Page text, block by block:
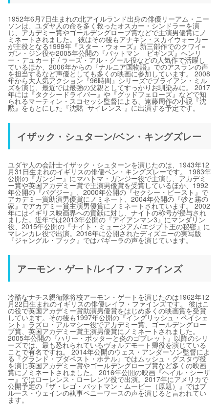
1952年6月7日生まれの北アイルランド出身の俳優リーアム・ニー
ソンは、ユダヤ人の命を多く救ったオスカー・シンドラーを演
じ、アカデミー賞やゴールデングローブ賞などで主演男優賞にノ
ミネートされました。 彼はその後もアナキン・スカイウォーカー
が主役となる1999年『スター・ウォーズ』新三部作でのクワイ=
ガン・ジン役や2005年公開の『バットマン ビギンズ』ヘンリ
ー・デュカード / ラーズ・アル・グール役などの人気作で活躍し
ているほか、2006年からの『ナルニア国物語』でのアスランの声
を担当するなど声優としても多くの映画に参加しています。 2008
年から大人気アクション『96時間』シリーズでブライアン・ミル
ズを演じ、最近では最強の父親としてすっかりお馴染みに。 2017
年には『タクシードライバー』や『グッドフェローズ』などで知
られるマーティン・スコセッシ監督による、遠藤周作の小説『沈
黙』をもとにした『沈黙 -サイレンス-』に出演する予定です。
イザック・シュターン/ベン・キングズレー
ユダヤ人の会計士イザック・シュターンを演じたのは、1943年12
月31日生まれのイギリスの俳優ベン・キングズレーです。 1983年
公開の『ガンジー』にマハトマ・ガンジー役で主演し、アカデミ
ー賞や英国アカデミー賞で主演男優賞を受賞しているほか、1992
年公開の『バグジー』、2000年公開の『セクシー・ビースト』で
アカデミー賞助演男優賞にノミネート、2004年公開の『砂と霧の
家』でアカデミー賞主演男優賞にノミネートされています。 2002
年にはイギリス映画界への貢献に対し、ナイトの称号が授与され
ました。近年では2013年公開の『アイアンマン3』にマンダリン
役、2015年公開の『ナイト・ミュージアム/エジプト王の秘密』に
マレンカレ役で出演。2016年に公開されたディズニーの実写版
『ジャングル・ブック』ではパギーラの声を演じています。
アーモン・ゲート/レイフ・ファインズ
冷酷なナチス親衛隊将校アーモン・ゲートを演じたのは1962年12
月22日生まれのイギリスの俳優レイフ・ファインズです。 彼はこ
の役で英国アカデミー賞助演男優賞をはじめ多くの映画賞を受賞
しています。その後も1997年公開の『イングリッシュ・ペイシェ
ント』ラズロ・アルマシー役でアカデミー賞、ゴールデングロー
ブ賞、英国アカデミー賞主演男優賞にノミネートされました。
2005年公開の『ハリー・ポッターと炎のゴブレット』以降のシリ
ーズでは、最も恐れられているヴォルデモート卿役を演じている
ことで有名ですね。 2014年公開のウェス・アンダーソン監督によ
る『グランド・ブダペスト・ホテル』ではムッシュ・グスタヴ役
を演じ英国アカデミー賞やゴールデングローブ賞など多くの映画
賞にノミネートされました。 2016年公開の映画『ヘイル・シーザ
ー』ではローレンス・ローレンツ役で出演。2017年にアメリカで
公開予定の『ザ・レゴ・バットマン・ムービー（原題）』ではブ
ルース・ウェインの執事ペニーワースの声を演じると言われてい
ます。